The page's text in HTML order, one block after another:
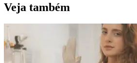
Veja também